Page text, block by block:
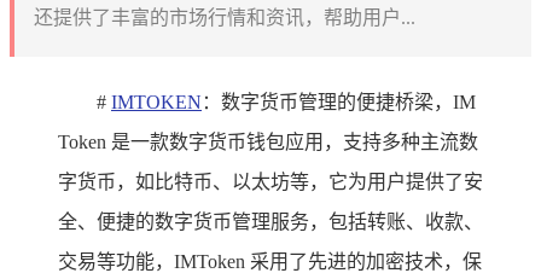
还提供了丰富的市场行情和资讯，帮助用户...
# IMTOKEN ：数字货币管理的便捷桥梁，IM
Token 是一款数字货币钱包应用，支持多种主流数
字货币，如比特币、以太坊等，它为用户提供了安
全、便捷的数字货币管理服务，包括转账、收款、
交易等功能，IMToken 采用了先进的加密技术，保